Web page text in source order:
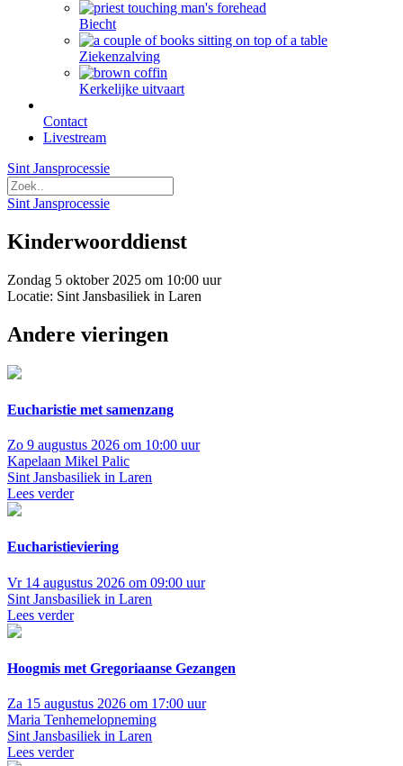
Biecht
Ziekenzalving
Kerkelijke uitvaart
Contact
Livestream
Sint Jansprocessie
Sint Jansprocessie
Kinderwoorddienst
Zondag 5 oktober 2025 om 10:00 uur
Locatie: Sint Jansbasiliek in Laren
Andere vieringen
Eucharistie met samenzang
Zo 9 augustus 2026 om 10:00 uur
Kapelaan Mikel Palic
Sint Jansbasiliek in Laren
Lees verder
Eucharistieviering
Vr 14 augustus 2026 om 09:00 uur
Sint Jansbasiliek in Laren
Lees verder
Hoogmis met Gregoriaanse Gezangen
Za 15 augustus 2026 om 17:00 uur
Maria Tenhemelopneming
Sint Jansbasiliek in Laren
Lees verder